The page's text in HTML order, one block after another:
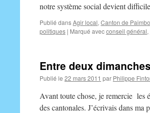
notre système social devient
Publié dansAgir local, Canton de
politiques | Marqué avecconseil général,
Entre deux
Publié le 22 mars 2011 par Philippe
Avant toute chose, je remercie les
des cantonales. J’écrivais dans ma